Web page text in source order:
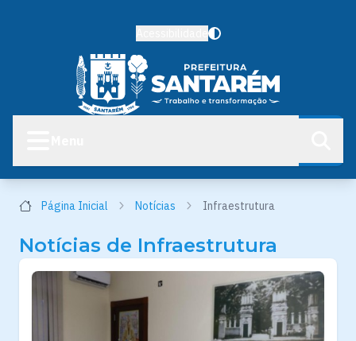
Página Inicial Notícias Infraestrutura
Notícias de Infraestrutura